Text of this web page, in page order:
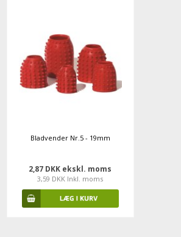
Bladvender Nr.5 - 19mm
2,87 DKK ekskl. moms
3,59 DKK Inkl. moms